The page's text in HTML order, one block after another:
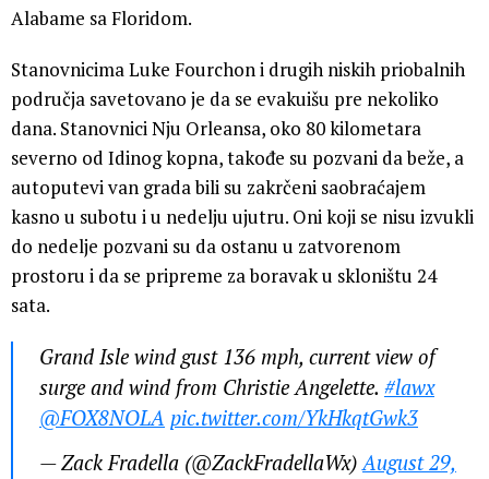
Alabame sa Floridom.
Stanovnicima Luke Fourchon i drugih niskih priobalnih
područja savetovano je da se evakuišu pre nekoliko
dana. Stanovnici Nju Orleansa, oko 80 kilometara
severno od Idinog kopna, takođe su pozvani da beže, a
autoputevi van grada bili su zakrčeni saobraćajem
kasno u subotu i u nedelju ujutru. Oni koji se nisu izvukli
do nedelje pozvani su da ostanu u zatvorenom
prostoru i da se pripreme za boravak u skloništu 24
sata.
Grand Isle wind gust 136 mph, current view of
surge and wind from Christie Angelette. #lawx
@FOX8NOLA pic.twitter.com/YkHkqtGwk3
— Zack Fradella (@ZackFradellaWx)August 29,